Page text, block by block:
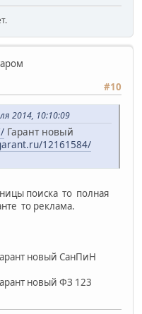
#10
2014, 10:10:09
Гарант новый
12161584/
поиска то полная
то реклама.
новый СанПиН
новый ФЗ 123